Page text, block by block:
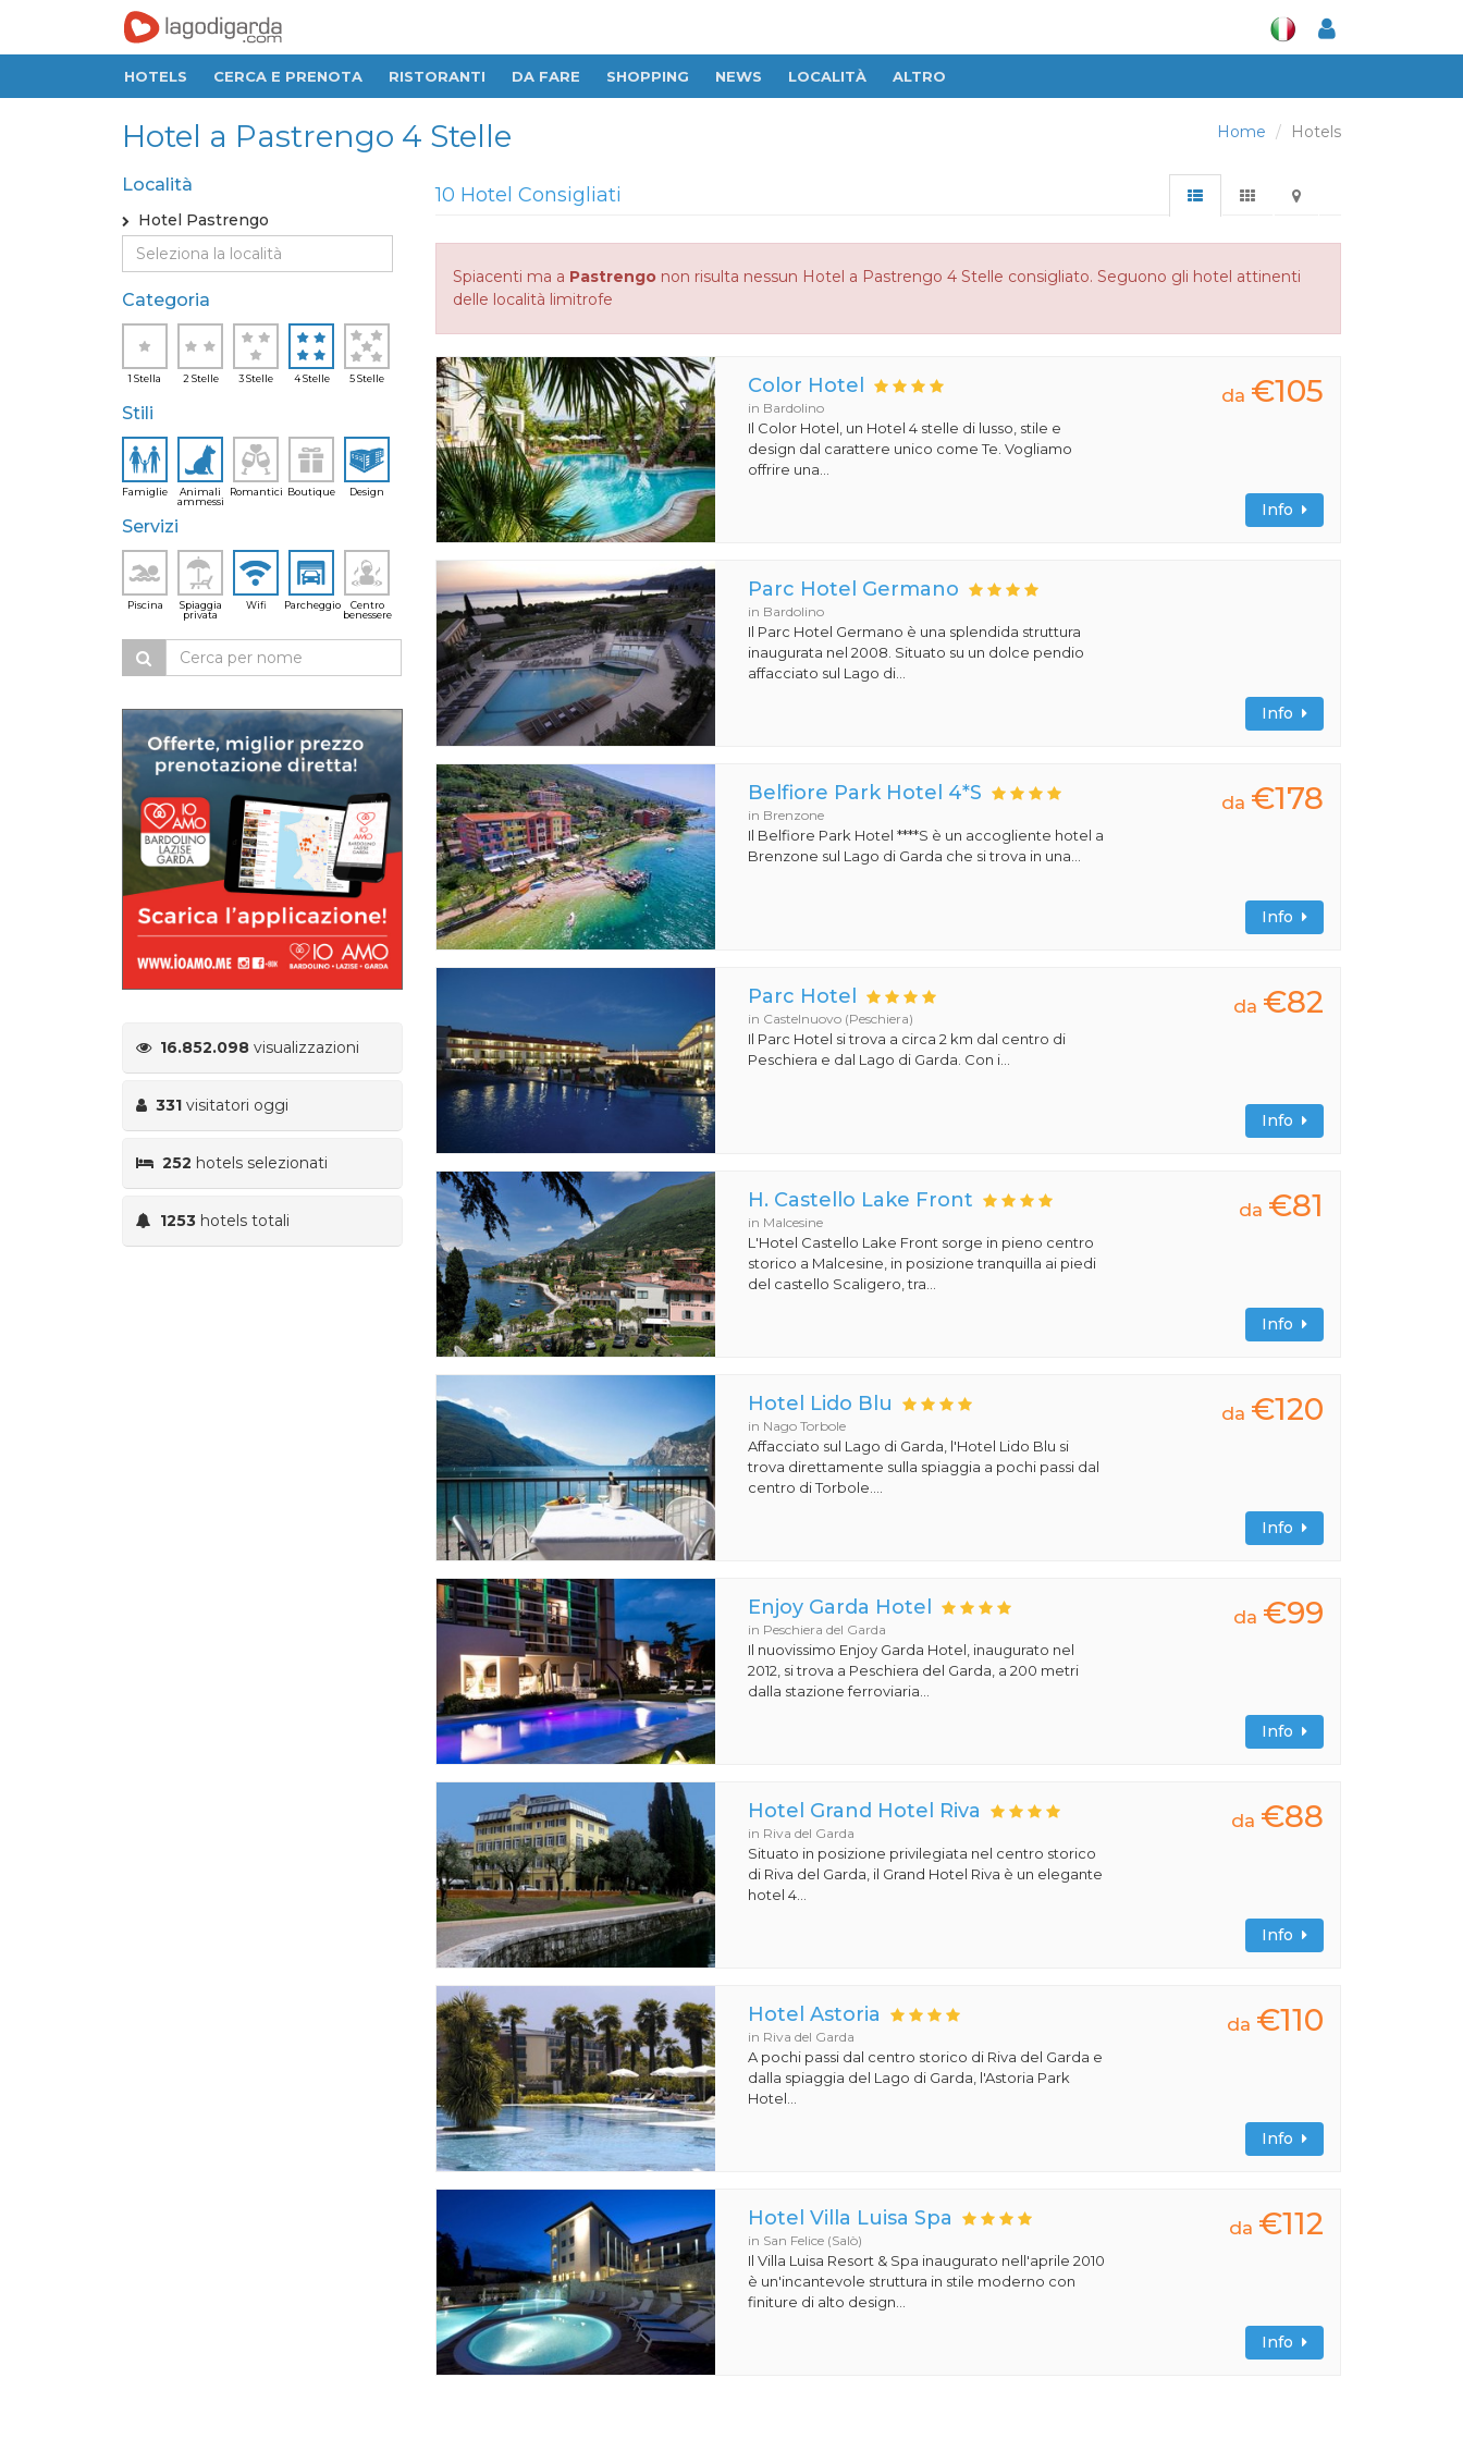
HOTELS CERCA E PRENOTA RISTORANTI DA FARE SHOPPING NEWS LOCALITÀ ALTRO
Home Hotels
Hotel a Pastrengo 4 Stelle
Località
Hotel Pastrengo
Categoria
1 Stella 2 Stelle 3 Stelle 4 Stelle 5 Stelle
Stili
Famiglie
Animali
ammessi
Romantici Boutique Design
Servizi
Piscina
Spiaggia
privata
Wifi Parcheggio
Centro
benessere
16.852.098 visualizzazioni
331 visitatori oggi
252 hotels selezionati
1253 hotels totali
10 Hotel Consigliati
Spiacenti ma a Pastrengonon risulta nessun Hotel a Pastrengo 4 Stelle consigliato. Seguono gli hotel attinenti
delle località limitrofe
Color Hotel
in Bardolino
Il Color Hotel, un Hotel 4 stelle di lusso, stile e
design dal carattere unico come Te. Vogliamo
offrire una...
da €105
Info
Parc Hotel Germano
in Bardolino
Il Parc Hotel Germano è una splendida struttura
inaugurata nel 2008. Situato su un dolce pendio
affacciato sul Lago di...
Info
Belfiore Park Hotel 4*S
in Brenzone
Il Belfiore Park Hotel ****S è un accogliente hotel a
Brenzone sul Lago di Garda che si trova in una...
da €178
Info
Parc Hotel
in Castelnuovo (Peschiera)
Il Parc Hotel si trova a circa 2 km dal centro di
Peschiera e dal Lago di Garda. Con i...
da €82
Info
H. Castello Lake Front
in Malcesine
L'Hotel Castello Lake Front sorge in pieno centro
storico a Malcesine, in posizione tranquilla ai piedi
del castello Scaligero, tra...
da €81
Info
Hotel Lido Blu
in Nago Torbole
Affacciato sul Lago di Garda, l'Hotel Lido Blu si
trova direttamente sulla spiaggia a pochi passi dal
centro di Torbole....
da €120
Info
Enjoy Garda Hotel
in Peschiera del Garda
Il nuovissimo Enjoy Garda Hotel, inaugurato nel
2012, si trova a Peschiera del Garda, a 200 metri
dalla stazione ferroviaria...
da €99
Info
Hotel Grand Hotel Riva
in Riva del Garda
Situato in posizione privilegiata nel centro storico
di Riva del Garda, il Grand Hotel Riva è un elegante
hotel 4...
da €88
Info
Hotel Astoria
in Riva del Garda
A pochi passi dal centro storico di Riva del Garda e
dalla spiaggia del Lago di Garda, l'Astoria Park
Hotel...
da €110
Info
Hotel Villa Luisa Spa
in San Felice (Salò)
Il Villa Luisa Resort & Spa inaugurato nell'aprile 2010
è un'incantevole struttura in stile moderno con
finiture di alto design...
da €112
Info